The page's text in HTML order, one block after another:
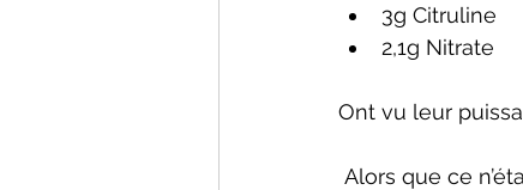
3g Citruline
2,1g Nitrate
Ont vu leur
Alors que ce